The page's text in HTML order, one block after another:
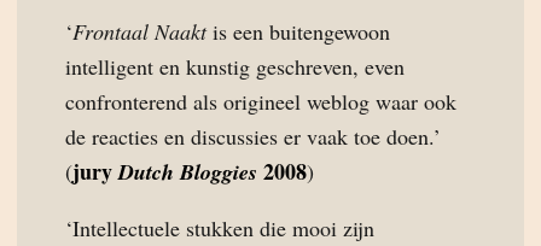
‘Frontaal Naaktis een buitengewoon
intelligent en kunstig geschreven, even
confronterend als origineel weblog waar ook
de reacties en discussies er vaak toe doen.’
(juryDutch Bloggies 2008)
‘Intellectuele stukken die mooi zijn